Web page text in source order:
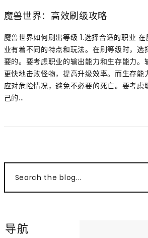
魔兽世界：高效刷级攻略
魔兽世界如何刷出等级 1.选择合适的职业
业有着不同的特点和玩法。在刷等级时，选
要的。要考虑职业的输出能力和生存能力。
更快地击败怪物，提高升级效率。而生存能
应对危险情况，避免不必要的死亡。要考虑
己的...
Search the blog...
导航